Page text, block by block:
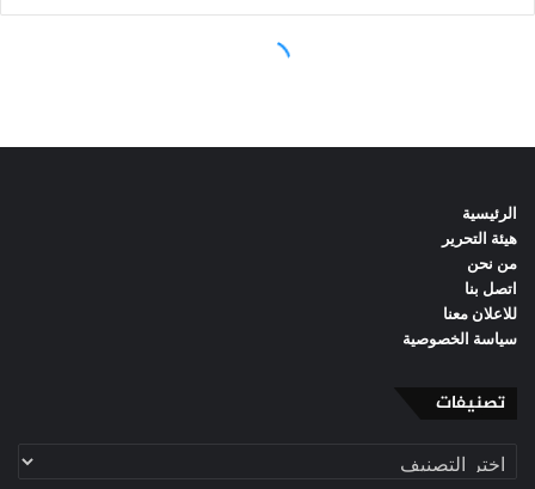
الرئيسية
هيئة التحرير
من نحن
اتصل بنا
للاعلان معنا
سياسة الخصوصية
تصنيفات
تصنيفات